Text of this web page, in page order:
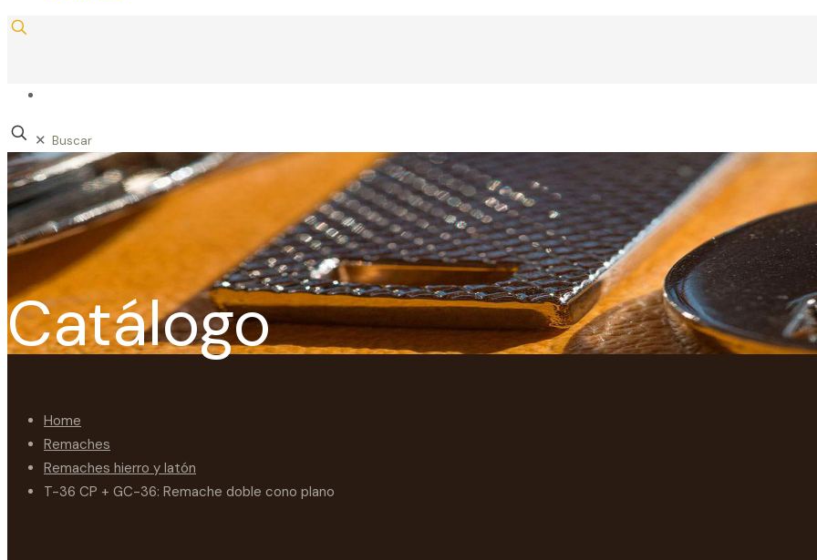
✕
Catálogo
Home
Remaches
Remaches hierro y latón
T-36 CP + GC-36: Remache doble cono plano